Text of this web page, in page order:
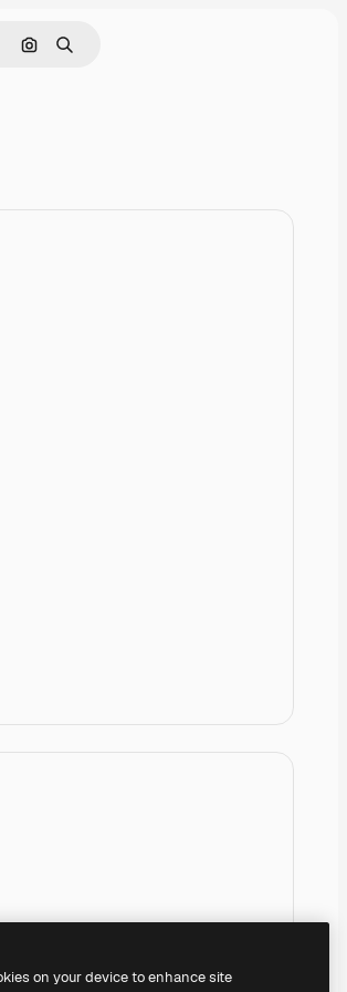
Rechercher par image
Rechercher
on your device to enhance site